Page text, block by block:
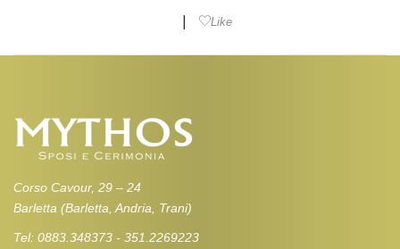
Like
Corso Cavour, 29 – 24
Barletta (Barletta, Andria, Trani)
Tel: 0883.348373 - 351.2269223